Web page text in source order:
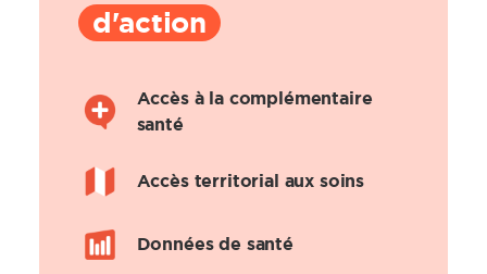
d'action
Accès à la complémentaire
santé
Accès territorial aux soins
Données de santé